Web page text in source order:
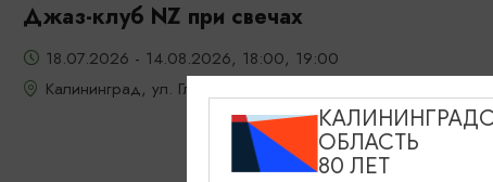
Джаз-клуб NZ при свечах
18.07.2026 - 14.08.2026, 18:00, 19:00
Калининград, ул. Глазунова, 9
ОБЛАСТЬ
80 ЛЕТ